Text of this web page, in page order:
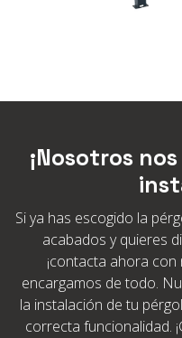
¡Nosotros
Si ya has escogido la
acabados y quieres
¡contacta ahora
encargamos de todo.
la instalación de tu
correcta funcionalidad.